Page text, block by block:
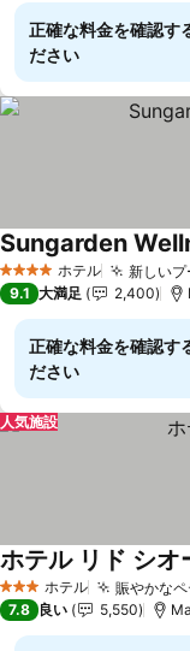
正確な料金を確認す
ださい
4 ホテルのランク
ホテル 新しい
Sungarden
9.1 大満足 2,400
正確な料金を確認す
ださい
人気施設
3 ホテルのランク
ホテル 賑やかな
ホテル リド シオ
7.8 良い 5,550